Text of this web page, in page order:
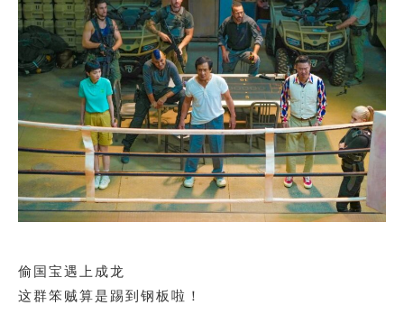
偷国宝遇上成龙
这群笨贼算是踢到钢板啦！